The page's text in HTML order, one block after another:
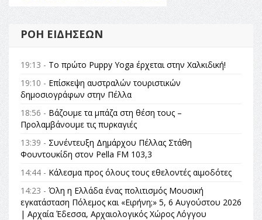
ΡΟΉ ΕΙΔΉΣΕΩΝ
19:13 - Το πρώτο Puppy Yoga έρχεται στην Χαλκιδική!
19:10 - Επίσκεψη αυστραλών τουριστικών
δημοσιογράφων στην Πέλλα
18:56 - Βάζουμε τα μπάζα στη θέση τους –
Προλαμβάνουμε τις πυρκαγιές
13:39 - Συνέντευξη Δημάρχου Πέλλας Στάθη
Φουντουκίδη στον Pella FM 103,3
14:44 - Κάλεσμα προς όλους τους εθελοντές αιμοδότες
14:23 - Όλη η Ελλάδα ένας πολιτισμός Μουσική
εγκατάσταση Πόλεμος και «Ειρήνη;» 5, 6 Αυγούστου 2026
| Αρχαία Έδεσσα, Αρχαιολογικός Χώρος Λόγγου